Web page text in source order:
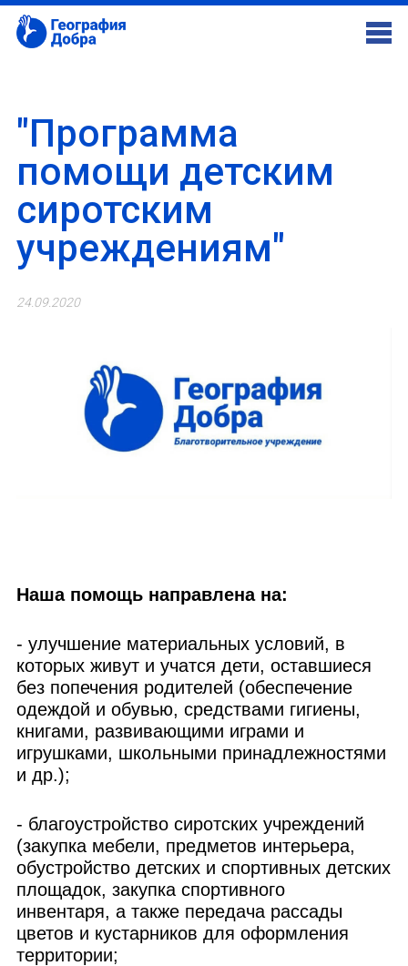
"Программа
помощи детским
сиротским
учреждениям"
24.09.2020
Наша помощь направлена на:
- улучшение материальных условий, в
которых живут и учатся дети, оставшиеся
без попечения родителей (обеспечение
одеждой и обувью, средствами гигиены,
книгами, развивающими играми и
игрушками, школьными принадлежностями
и др.);
- благоустройство сиротских учреждений
(закупка мебели, предметов интерьера,
обустройство детских и спортивных детских
площадок, закупка спортивного
инвентаря, а также передача рассады
цветов и кустарников для оформления
территории;